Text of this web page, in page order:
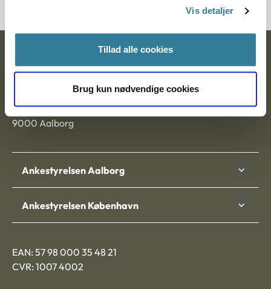
Vis detaljer
Tillad alle cookies
Brug kun nødvendige cookies
Nytorv 7, 2. sal
9000 Aalborg
Ankestyrelsen Aalborg
Ankestyrelsen København
EAN: 57 98 000 35 48 21
CVR: 1007 4002